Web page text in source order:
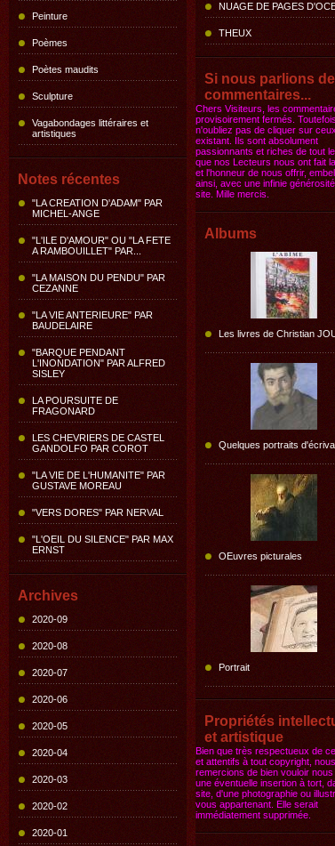
NUAGE DE PAGES
THEUX
Si nous parlions
commentaires...
Chers Visiteurs, les
provisoirement fermés. Toutefois,
n'oubliez pas de cliquer sur ceux
existant. Ils sont absolument
passionnants et riches de tout
que nos Lecteurs nous ont fait
et l'honneur de nous offrir,
ainsi, avec une infinie
site. Mille mercis.
Albums
Les livres de Christian
Quelques portraits
OEuvres picturales
Portrait
Propriétés
et artistique
Bien que très respectueux de
et attentifs à tout copyright,
remercions de bien vouloir nous
une éventuelle insertion à tort,
site, d'une photographie ou
vous appartenant. Elle serait
immédiatement supprimée.
Peinture
Poèmes
Poètes maudits
Sculpture
Vagabondages littéraires et
artistiques
Notes récentes
"LA CREATION D'ADAM" PAR
MICHEL-ANGE
"L'ILE D'AMOUR" OU "LA FETE
A RAMBOUILLET" PAR...
"LA MAISON DU PENDU" PAR
CEZANNE
"LA VIE ANTERIEURE" PAR
BAUDELAIRE
"BARQUE PENDANT
L'INONDATION" PAR ALFRED
SISLEY
LA POURSUITE DE
FRAGONARD
LES CHEVRIERS DE CASTEL
GANDOLFO PAR COROT
"LA VIE DE L'HUMANITE" PAR
GUSTAVE MOREAU
"VERS DORES" PAR NERVAL
"L'OEIL DU SILENCE" PAR MAX
ERNST
Archives
2020-09
2020-08
2020-07
2020-06
2020-05
2020-04
2020-03
2020-02
2020-01